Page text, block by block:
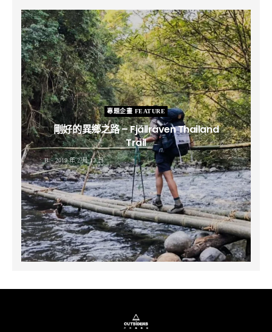
專題企畫 FEATURE
剛好的異鄉之路 – Fjällräven Thailand
Trail
B 2019 年 2 月 12 日